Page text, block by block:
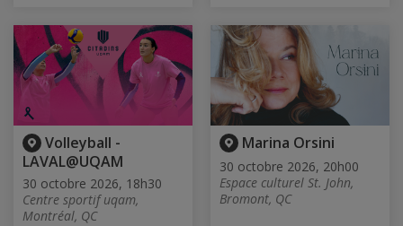
Volleyball -
LAVAL@UQAM
30 octobre 2026, 18h30
Centre sportif uqam,
Montréal, QC
Marina Orsini
30 octobre 2026, 20h00
Espace culturel St. John,
Bromont, QC